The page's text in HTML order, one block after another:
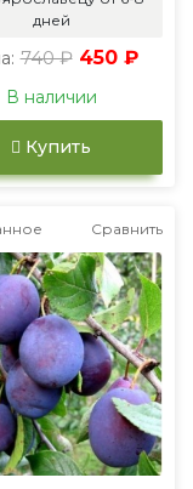
дней
740 ₽ 450 ₽
В наличии
Купить
Сравнить